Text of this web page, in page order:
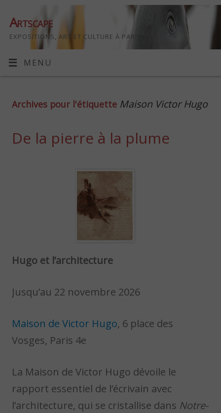
Artscape
EXPOSITIONS, ART ET CULTURE À PARIS
MENU
Archives pour l'étiquette Maison Victor Hugo
De la pierre à la plume
Hugo et l’architecture
Jusqu’au 22 novembre 2026
Maison de Victor Hugo, 6 place des
Vosges, Paris 4e
La Maison de Victor Hugo dévoile le
rapport essentiel de l’écrivain avec
l’architecture, qui se cristallise dans Notre-